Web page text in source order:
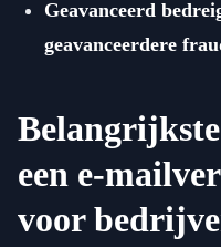
Geavanceerd
geavanceerdere
een e-
voor